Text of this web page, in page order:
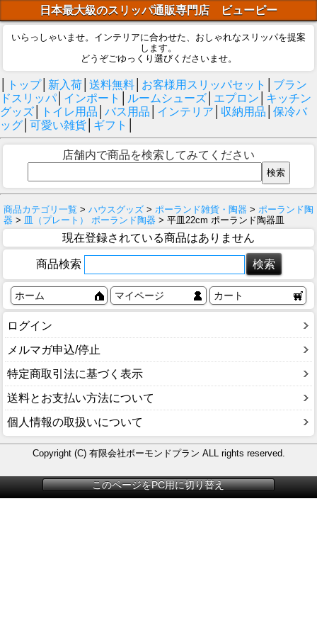
日本最大級のスリッパ通販専門店 ビューピー
いらっしゃいませ。インテリアに合わせた、おしゃれなスリッパを提案
します。
どうぞごゆっくり選びくださいませ。
トップ│ 新入荷 送料無料 お客様用スリッパセット
ブラン
ドスリッパ│ インポート ルームシューズ エプロン
キッチン
グッズ
トイレ用品 バス用品 インテリア 収納用品
保冷バ
ッグ 可愛い雑貨 ギフト
店舗内で商品を検索してみてください
商品カテゴリ一覧 > ハウスグッズ > ポーランド雑貨・陶器 > ポーランド陶
器 > 皿（プレート） ポーランド陶器 > 平皿22cm ポーランド陶器皿
現在登録されている商品はありません
商品検索
ホーム マイページ カート
ログイン
メルマガ申込/停止
特定商取引法に基づく表示
送料とお支払い方法について
個人情報の取扱いについて
Copyright (C) 有限会社ボーモンドプラン ALL rights reserved.
このページをPC用に切り替え